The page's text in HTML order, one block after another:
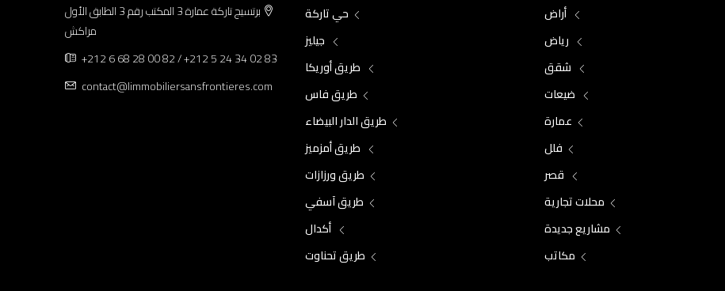
أراض
رياض
شقق
ضيعات
عمارة
فلل
قصر
محلات تجارية
مشاريع جديدة
مكاتب
حي تاركة
جيليز
طريق أوريكا
طريق فاس
طريق الدار البيضاء
طريق أمزميز
طريق ورزازات
طريق آسفي
أكدال
طريق تحناوت
برتسيج تاركة عمارة 3 المكتب رقم 3 الطابق الأول
مراكش
+212 6 68 28 00 82 / +212 5 24 34 02 83
contact@limmobiliersansfrontieres.com